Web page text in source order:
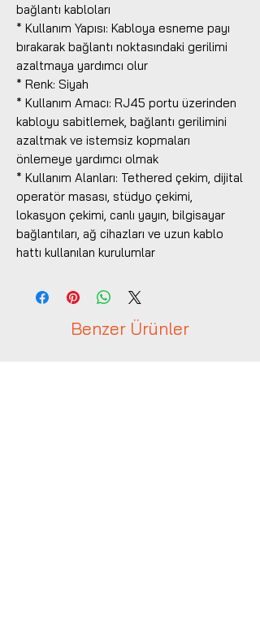
bağlantı kabloları
* Kullanım Yapısı: Kabloya esneme payı
bırakarak bağlantı noktasındaki gerilimi
azaltmaya yardımcı olur
* Renk: Siyah
* Kullanım Amacı: RJ45 portu üzerinden
kabloyu sabitlemek, bağlantı gerilimini
azaltmak ve istemsiz kopmaları
önlemeye yardımcı olmak
* Kullanım Alanları: Tethered çekim, dijital
operatör masası, stüdyo çekimi,
lokasyon çekimi, canlı yayın, bilgisayar
bağlantıları, ağ cihazları ve uzun kablo
hattı kullanılan kurulumlar
Benzer Ürünler